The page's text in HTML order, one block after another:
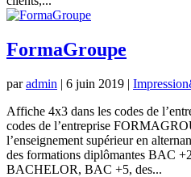
FormaGroupe
paradmin | 6 juin 2019 |
Affiche 4x3 dans les codes de
codes de l’entreprise
l’enseignement supérieur en
des formations diplômantes BAC
BACHELOR, BAC +5, des...